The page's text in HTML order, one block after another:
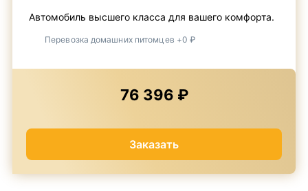
Автомобиль высшего класса для вашего комфорта.
Перевозка домашних питомцев +0 ₽
76 396 ₽
Заказать